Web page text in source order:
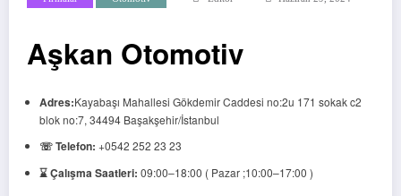
Aşkan Otomotiv
Adres:Kayabaşı Mahallesi Gökdemir Caddesi no:2u 171 sokak c2
blok no:7, 34494 Başakşehir/İstanbul
☏ Telefon: +0542 252 23 23
⌛ Çalışma Saatleri: 09:00–18:00 ( Pazar ;10:00–17:00 )